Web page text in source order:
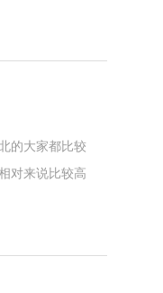
的大家都比较
对来说比较高